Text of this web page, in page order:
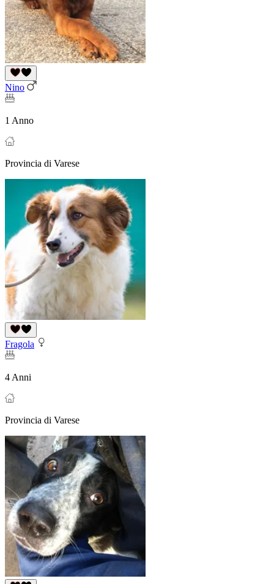
Nino
1 Anno
Provincia di Varese
Fragola
4 Anni
Provincia di Varese